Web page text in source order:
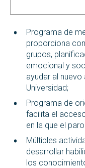
Programa de
proporciona
grupos,
emocional y
ayudar al
Universidad;
Programa de
facilita el
en la que el
Múltiples
desarrollar
los